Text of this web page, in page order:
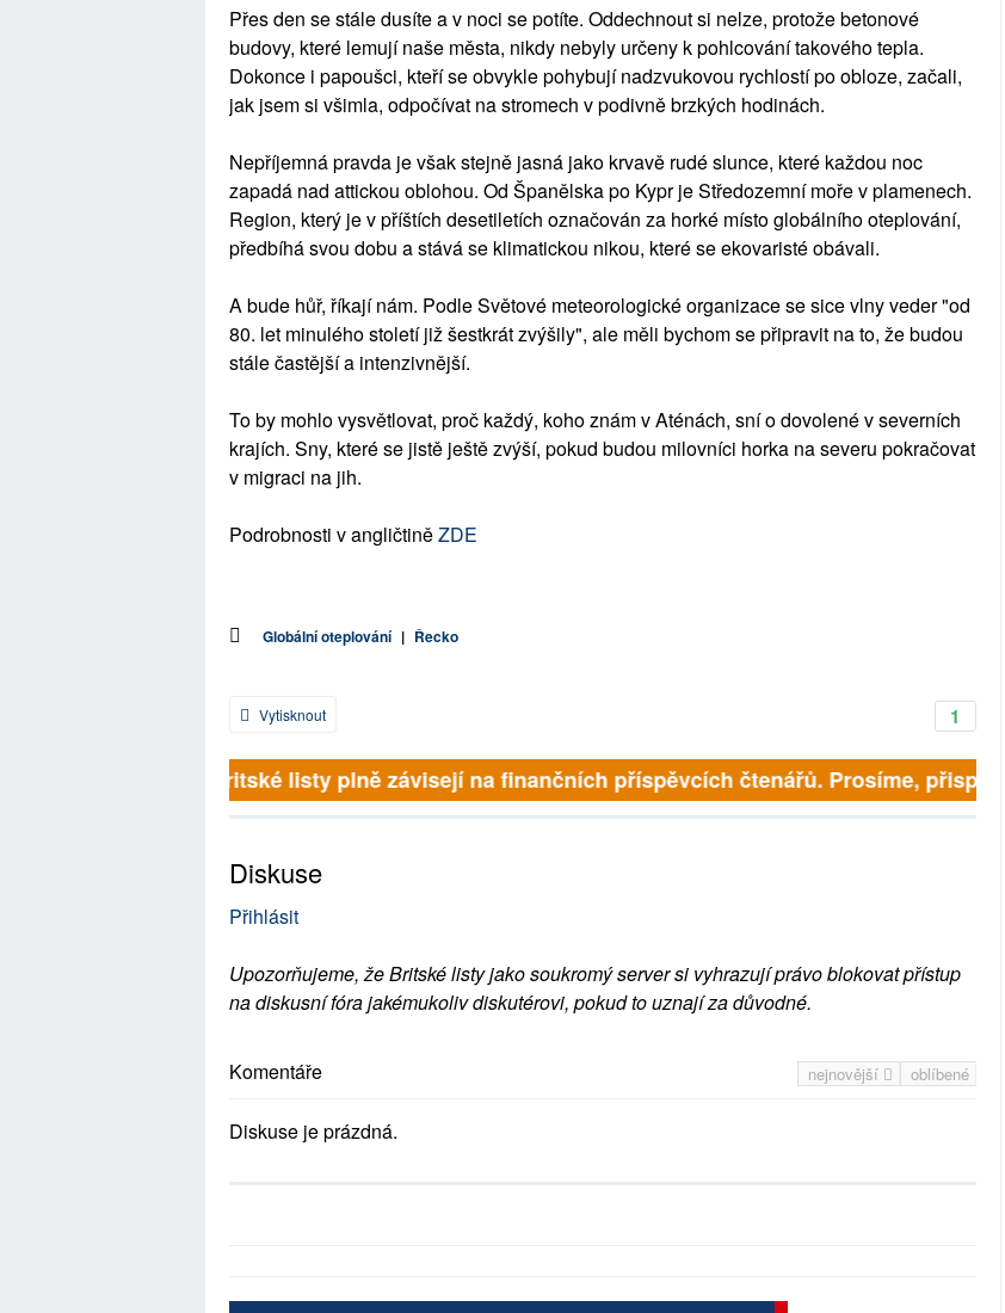
Přes den se stále dusíte a v noci se potíte. Oddechnout si nelze, protože betonové
budovy, které lemují naše města, nikdy nebyly určeny k pohlcování takového tepla.
Dokonce i papoušci, kteří se obvykle pohybují nadzvukovou rychlostí po obloze, začali,
jak jsem si všimla, odpočívat na stromech v podivně brzkých hodinách.
Nepříjemná pravda je však stejně jasná jako krvavě rudé slunce, které každou noc
zapadá nad attickou oblohou. Od Španělska po Kypr je Středozemní moře v plamenech.
Region, který je v příštích desetiletích označován za horké místo globálního oteplování,
předbíhá svou dobu a stává se klimatickou nikou, které se ekovaristé obávali.
A bude hůř, říkají nám. Podle Světové meteorologické organizace se sice vlny veder "od
80. let minulého století již šestkrát zvýšily", ale měli bychom se připravit na to, že budou
stále častější a intenzivnější.
To by mohlo vysvětlovat, proč každý, koho znám v Aténách, sní o dovolené v severních
krajích. Sny, které se jistě ještě zvýší, pokud budou milovníci horka na severu pokračovat
v migraci na jih.
Podrobnosti v angličtiněZDE
Globální oteplování | Řecko
1
Vytisknout
Britské listy plně závisejí na finančních příspěvcích čtenářů. Prosíme, přispějte. ➥
Diskuse
Přihlásit
Upozorňujeme, že Britské listy jako soukromý server si vyhrazují právo blokovat přístup
na diskusní fóra jakémukoliv diskutérovi, pokud to uznají za důvodné.
nejnovější oblíbené
Komentáře
Diskuse je prázdná.